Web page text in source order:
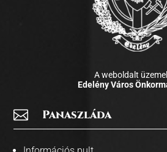
A weboldalt
Edelény Város
 Panaszláda